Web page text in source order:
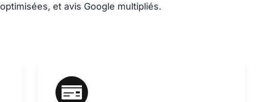
optimisées, et avis Google multipliés.